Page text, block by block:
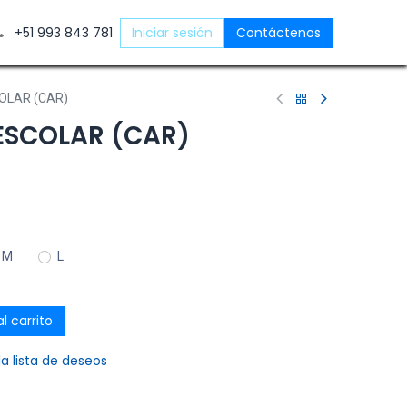
+51 993 843 781 Iniciar sesión Contáctenos
(CAR)
(CAR)
M
carrito
lista de deseos